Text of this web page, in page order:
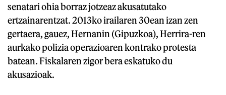
senatari ohia borraz jotzeaz akusatutako
ertzainarentzat. 2013ko irailaren 30ean izan zen
gertaera, gauez, Hernanin (Gipuzkoa), Herrira-ren
aurkako polizia operazioaren kontrako protesta
batean. Fiskalaren zigor bera eskatuko du
akusazioak.